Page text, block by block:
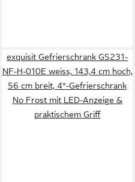
exquisit Gefrierschrank GS231-
NF-H-010E weiss, 143,4 cm hoch,
56 cm breit, 4*-Gefrierschrank
No Frost mit LED-Anzeige &
praktischem Griff